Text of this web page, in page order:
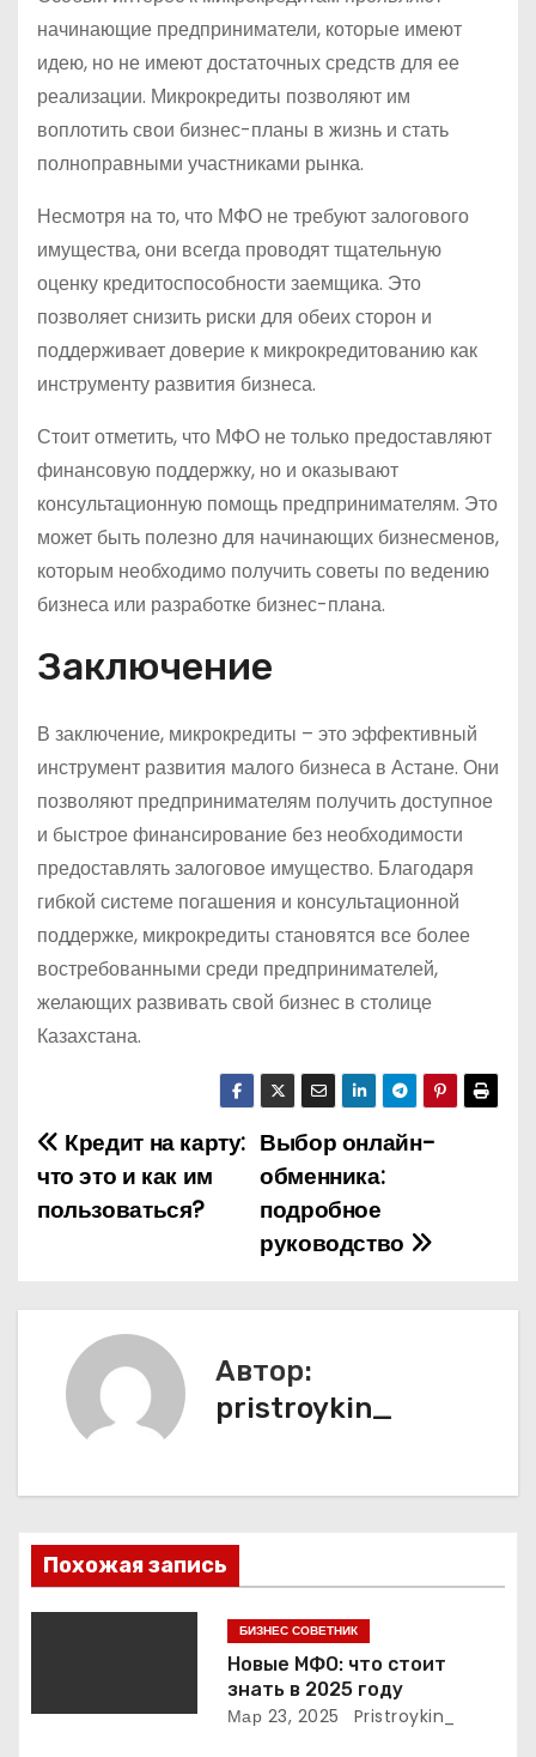
начинающие предприниматели, которые имеют
идею, но не имеют достаточных средств для ее
реализации. Микрокредиты позволяют им
воплотить свои бизнес-планы в жизнь и стать
полноправными участниками рынка.
Несмотря на то, что МФО не требуют залогового
имущества, они всегда проводят тщательную
оценку кредитоспособности заемщика. Это
позволяет снизить риски для обеих сторон и
поддерживает доверие к микрокредитованию как
инструменту развития бизнеса.
Стоит отметить, что МФО не только предоставляют
финансовую поддержку, но и оказывают
консультационную помощь предпринимателям. Это
может быть полезно для начинающих бизнесменов,
которым необходимо получить советы по ведению
бизнеса или разработке бизнес-плана.
Заключение
В заключение, микрокредиты – это эффективный
инструмент развития малого бизнеса в Астане. Они
позволяют предпринимателям получить доступное
и быстрое финансирование без необходимости
предоставлять залоговое имущество. Благодаря
гибкой системе погашения и консультационной
поддержке, микрокредиты становятся все более
востребованными среди предпринимателей,
желающих развивать свой бизнес в столице
Казахстана.
Н
а
и
и
я
п
з
Выбор онлайн-
обменника:
подробное
руководство
Кредит на карту:
что это и как им
пользоваться?
Автор:
pristroykin_
Похожая запись
БИЗНЕС СОВЕТНИК
Новые МФО: что стоит
знать в 2025 году
Мар 23, 2025 Pristroykin_